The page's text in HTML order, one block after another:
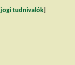
jogi tudnivalók